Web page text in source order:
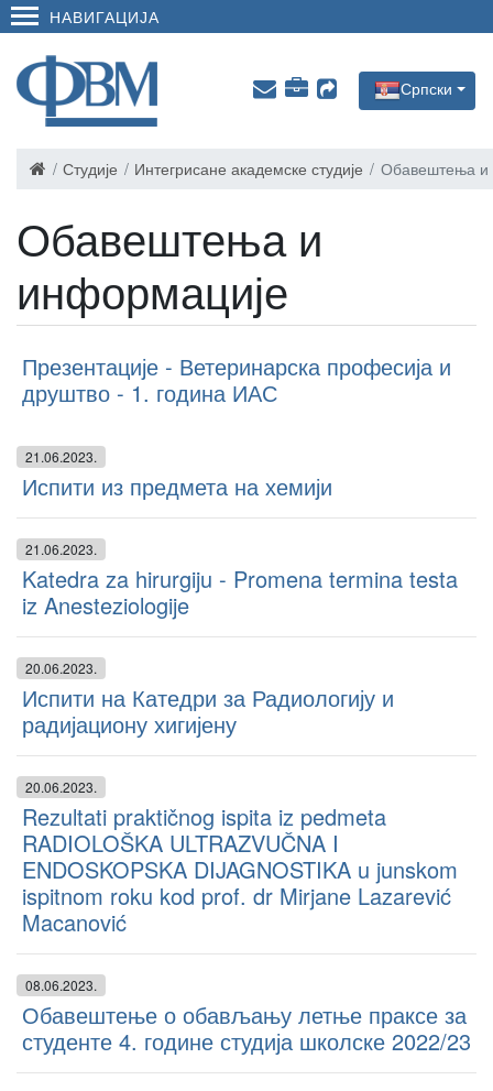
НАВИГАЦИЈА
Српски
Студије Интегрисане академске студије Обавештења и
Обавештења и
информације
Презентације - Ветеринарска професија и
друштво - 1. година ИАС
21.06.2023.
Испити из предмета на хемији
21.06.2023.
Katedra za hirurgiju - Promena termina testa
iz Anesteziologije
20.06.2023.
Испити на Катедри за Радиологију и
радијациону хигијену
20.06.2023.
Rezultati praktičnog ispita iz pedmeta
RADIOLOŠKA ULTRAZVUČNA I
ENDOSKOPSKA DIJAGNOSTIKA u junskom
ispitnom roku kod prof. dr Mirjane Lazarević
Macanović
08.06.2023.
Обавештење о обављању летње праксе за
студенте 4. године студија школске 2022/23